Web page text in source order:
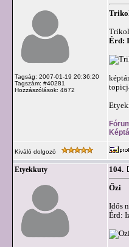
Tagság: 2007-01-19 20:36:20
Tagszám: #40281
Hozzászólások: 4672
Érd:
Kiváló dolgozó
Etyekkuty 104.
Őzi
Idős
Érd: